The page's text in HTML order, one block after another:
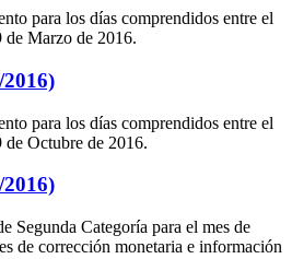
para los días comprendidos entre el
de Marzo de 2016.
para los días comprendidos entre el
Octubre de 2016.
Segunda Categoría para el mes de
de corrección monetaria e información